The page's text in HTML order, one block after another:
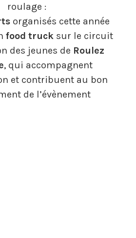
roulage :
organisés cette année
food trucksur le circuit
des jeunes de Roulez
, qui accompagnent
et contribuent au bon
de l’évènement